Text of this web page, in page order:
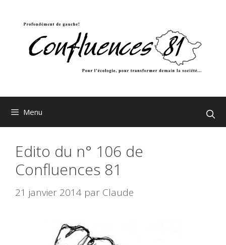
Menu
Edito du n° 106 de
Confluences 81
21 janvier 2014 par Claude